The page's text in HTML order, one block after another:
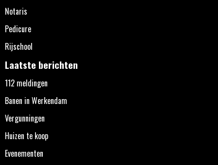
Notaris
Pedicure
Rijschool
Laatste berichten
112 meldingen
Banen in Werkendam
Vergunningen
Huizen te koop
Evenementen